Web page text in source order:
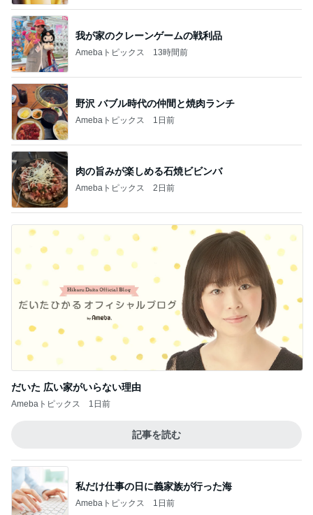
我が家のクレーンゲームの戦利品
Amebaトピックス 13時間前
野沢 バブル時代の仲間と焼肉ランチ
Amebaトピックス 1日前
肉の旨みが楽しめる石焼ビビンバ
Amebaトピックス 2日前
だいた 広い家がいらない理由
Amebaトピックス 1日前
記事を読む
私だけ仕事の日に義家族が行った海
Amebaトピックス 1日前